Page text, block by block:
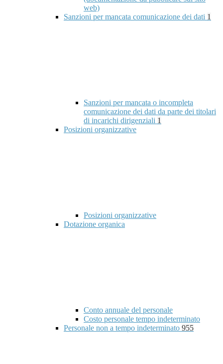
web)
Sanzioni per mancata comunicazione dei dati 1
Sanzioni per mancata o incompleta
comunicazione dei dati da parte dei titolari
di incarichi dirigenziali 1
Posizioni organizzative
Posizioni organizzative
Dotazione organica
Conto annuale del personale
Costo personale tempo indeterminato
Personale non a tempo indeterminato 955